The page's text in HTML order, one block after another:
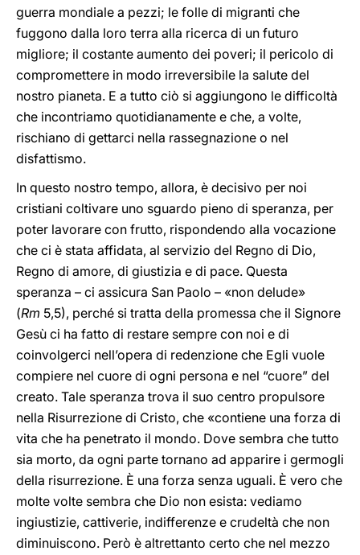
guerra mondiale a pezzi; le folle di migranti che
fuggono dalla loro terra alla ricerca di un futuro
migliore; il costante aumento dei poveri; il pericolo di
compromettere in modo irreversibile la salute del
nostro pianeta. E a tutto ciò si aggiungono le difficoltà
che incontriamo quotidianamente e che, a volte,
rischiano di gettarci nella rassegnazione o nel
disfattismo.
In questo nostro tempo, allora, è decisivo per noi
cristiani coltivare uno sguardo pieno di speranza, per
poter lavorare con frutto, rispondendo alla vocazione
che ci è stata affidata, al servizio del Regno di Dio,
Regno di amore, di giustizia e di pace. Questa
speranza – ci assicura San Paolo – «non delude»
(Rm 5,5), perché si tratta della promessa che il Signore
Gesù ci ha fatto di restare sempre con noi e di
coinvolgerci nell’opera di redenzione che Egli vuole
compiere nel cuore di ogni persona e nel “cuore” del
creato. Tale speranza trova il suo centro propulsore
nella Risurrezione di Cristo, che «contiene una forza di
vita che ha penetrato il mondo. Dove sembra che tutto
sia morto, da ogni parte tornano ad apparire i germogli
della risurrezione. È una forza senza uguali. È vero che
molte volte sembra che Dio non esista: vediamo
ingiustizie, cattiverie, indifferenze e crudeltà che non
diminuiscono. Però è altrettanto certo che nel mezzo